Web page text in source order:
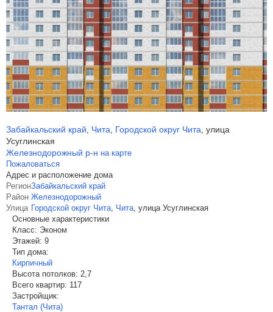
Забайкальский край, Чита, Городской округ Чита, улица
Усуглинская
Железнодорожный р-н на карте
Пожаловаться
Адрес и расположение дома
РегионЗабайкальский край
Район Железнодорожный
Улица Городской округ Чита, Чита, улица Усуглинская
Основные характеристики
Класс: Эконом
Этажей: 9
Тип дома:
Кирпичный
Высота потолков: 2,7
Всего квартир: 117
Застройщик:
Тантал (Чита)